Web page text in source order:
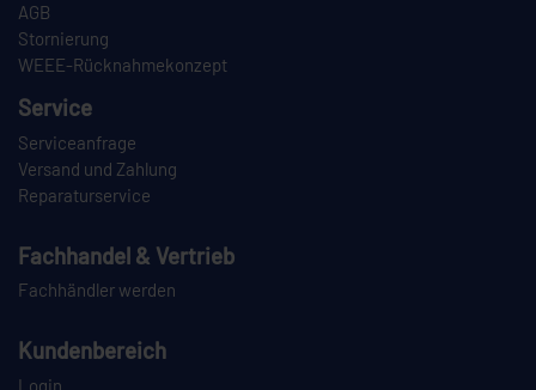
AGB
Stornierung
WEEE-Rücknahmekonzept
Service
Serviceanfrage
Versand und Zahlung
Reparaturservice
Fachhandel & Vertrieb
Fachhändler werden
Kundenbereich
Login